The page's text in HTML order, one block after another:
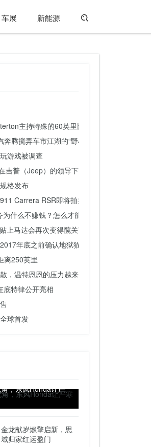
车展 新能源
主持特殊的60英里比赛
腾搅弄车市江湖的“野心”
游戏被调查
吉普（Jeep）的领导下于2011年7月取得增长
格发布
Carrera RSR即将拍卖
什么不赚钱？怎么才能名利双收？
上马达会再次变得髋关节＆＃x27;
年底之前确认地狱猫吉普车
离250英里
，温特恩恩的压力越来越大
底特律公开亮相
球首发
，东风Honda让严
金龙献岁燃擎启新，思
域归家红运盈门